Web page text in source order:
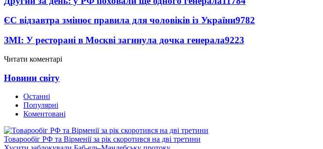
ЄС відзавтра змінює правила для чоловіків із України9782
ЗМІ: У ресторані в Москві загинула дочка генерала9223
Читати коментарі
Новини світу
Останні
Популярні
Коментовані
Товарообіг РФ та Вірменії за рік скоротився на дві третини